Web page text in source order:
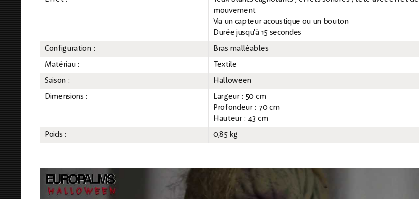
mouvement
Via un capteur acoustique ou un bouton
Durée jusqu'à 15 secondes
Configuration :
Bras malléables
Matériau :
Textile
Saison :
Halloween
Dimensions :
Largeur : 50 cm
Profondeur : 70 cm
Hauteur : 43 cm
Poids :
0,85 kg